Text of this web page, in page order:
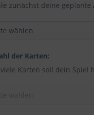
zunächst deine geplante
der Karten:
Karten soll dein Spiel